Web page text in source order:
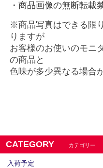
・商品画像の無断転載
※商品写真はできる限
りますが
お客様のお使いのモニ
の商品と
色味が多少異なる場合
CATEGORY カテゴリー
入荷予定